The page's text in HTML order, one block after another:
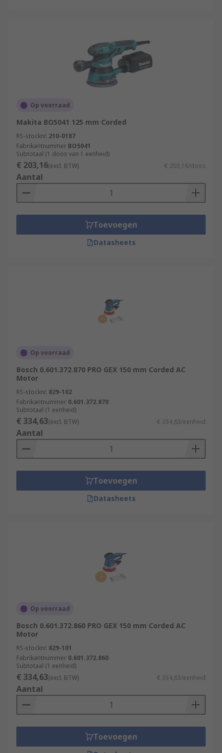
Op voorraad
Makita BO5041 125 mm Corded
RS-stocknr. 210-0187
Fabrikantnummer BO5041
Subtotaal (1 doos van 1 eenheid)
€ 203,16(excl. BTW) € 203,16/doos
Aantal
Toevoegen
Datasheets
Op voorraad
Bosch 0.601.372.870 PRO GEX 150 mm Corded AC
Motor
RS-stocknr. 829-102
Fabrikantnummer 0.601.372.870
Subtotaal (1 eenheid)
€ 334,63(excl. BTW) € 334,63/eenheid
Aantal
Toevoegen
Datasheets
Op voorraad
Bosch 0.601.372.860 PRO GEX 150 mm Corded AC
Motor
RS-stocknr. 829-101
Fabrikantnummer 0.601.372.860
Subtotaal (1 eenheid)
€ 334,63(excl. BTW) € 334,63/eenheid
Aantal
Toevoegen